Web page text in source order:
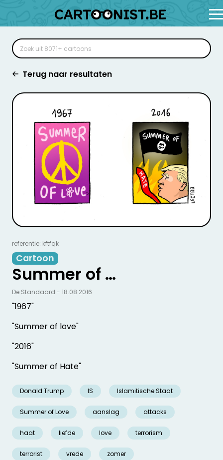
Terug naar resultaten
referentie: kftfqk
Cartoon
Summer of …
"1967"
"Summer of love"
"2016"
"Summer of Hate"
Donald Trump IS Islamitische Staat
Summer of Love aanslag attacks
haat liefde love terrorism
terrorist vrede zomer
De Standaard - 18.08.2016